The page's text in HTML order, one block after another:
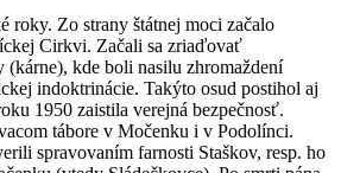
roky. Zo strany štátnej moci začalo
Cirkvi. Začali sa zriaďovať
(kárne), kde boli nasilu zhromaždení
indoktrinácie. Takýto osud postihol aj
1950 zaistila verejná bezpečnosť.
tábore v Močenku i v Podolínci.
spravovaním farnosti Staškov, resp. ho